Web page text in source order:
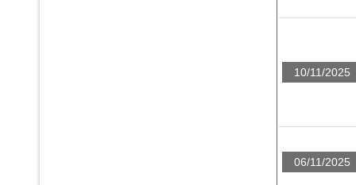
10/11/2025
06/11/2025